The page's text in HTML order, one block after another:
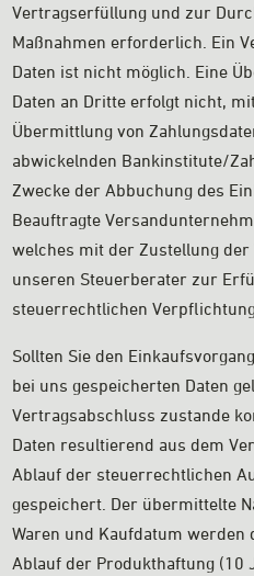
Vertragserfüllung und zur
Maßnahmen erforderlich. Ein
Daten ist nicht möglich. Eine
Daten an Dritte erfolgt nicht,
Übermittlung von
abwickelnden Bankinstitute/
Zwecke der Abbuchung des
Beauftragte
welches mit der Zustellung der
unseren Steuerberater zur
steuerrechtlichen
Sollten Sie den
bei uns gespeicherten Daten
Vertragsabschluss zustande
Daten resultierend aus dem
Ablauf der steuerrechtlichen
gespeichert. Der übermittelte
Waren und Kaufdatum
Ablauf der Produkthaftung (10